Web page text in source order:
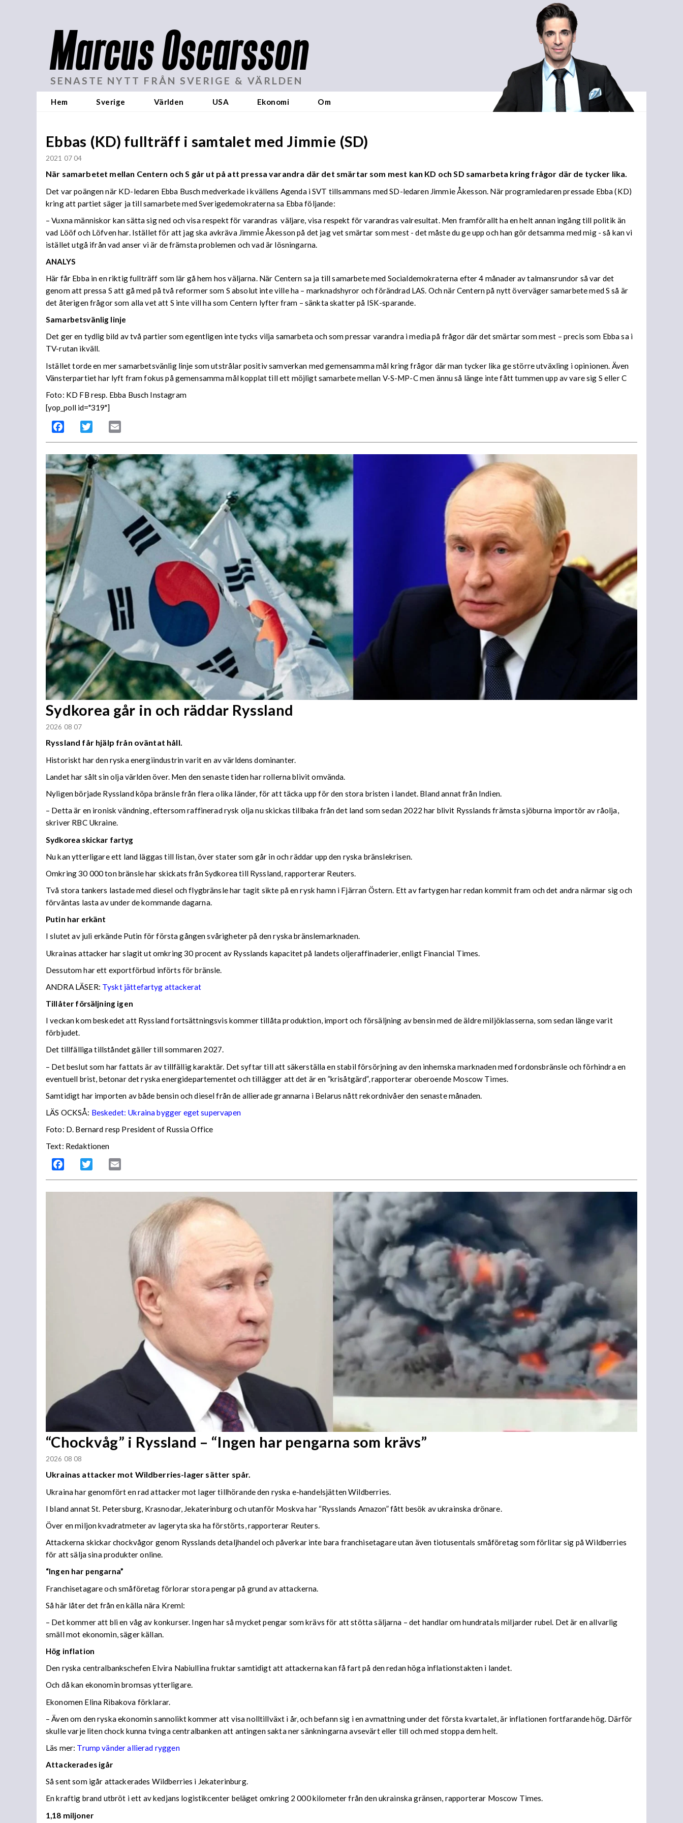
Marcus Oscarsson
SENASTE NYTT FRÅN SVERIGE & VÄRLDEN
Hem Sverige Världen USA Ekonomi Om
Ebbas (KD) fullträff i samtalet med Jimmie (SD)
2021 07 04
När samarbetet mellan Centern och S går ut på att pressa varandra där det smärtar som mest kan KD och SD samarbeta kring frågor där de tycker lika.
Det var poängen när KD-ledaren Ebba Busch medverkade i kvällens Agenda i SVT tillsammans med SD-ledaren Jimmie Åkesson. När programledaren pressade Ebba (KD)
kring att partiet säger ja till samarbete med Sverigedemokraterna sa Ebba följande:
– Vuxna människor kan sätta sig ned och visa respekt för varandras väljare, visa respekt för varandras valresultat. Men framförallt ha en helt annan ingång till politik än
vad Lööf och Löfven har. Istället för att jag ska avkräva Jimmie Åkesson på det jag vet smärtar som mest - det måste du ge upp och han gör detsamma med mig - så kan vi
istället utgå ifrån vad anser vi är de främsta problemen och vad är lösningarna.
ANALYS
Här får Ebba in en riktig fullträff som lär gå hem hos väljarna. När Centern sa ja till samarbete med Socialdemokraterna efter 4 månader av talmansrundor så var det
genom att pressa S att gå med på två reformer som S absolut inte ville ha – marknadshyror och förändrad LAS. Och när Centern på nytt överväger samarbete med S så är
det återigen frågor som alla vet att S inte vill ha som Centern lyfter fram – sänkta skatter på ISK-sparande.
Samarbetsvänlig linje
Det ger en tydlig bild av två partier som egentligen inte tycks vilja samarbeta och som pressar varandra i media på frågor där det smärtar som mest – precis som Ebba sa i
TV-rutan ikväll.
Istället torde en mer samarbetsvänlig linje som utstrålar positiv samverkan med gemensamma mål kring frågor där man tycker lika ge större utväxling i opinionen. Även
Vänsterpartiet har lyft fram fokus på gemensamma mål kopplat till ett möjligt samarbete mellan V-S-MP-C men ännu så länge inte fått tummen upp av vare sig S eller C
Foto: KD FB resp. Ebba Busch Instagram
[yop_poll id="319"]
Facebook Twitter
Sydkorea går in och räddar Ryssland
2026 08 07
Ryssland får hjälp från oväntat håll.
Historiskt har den ryska energiindustrin varit en av världens dominanter.
Landet har sålt sin olja världen över. Men den senaste tiden har rollerna blivit omvända.
Nyligen började Ryssland köpa bränsle från flera olika länder, för att täcka upp för den stora bristen i landet. Bland annat från Indien.
– Detta är en ironisk vändning, eftersom raffinerad rysk olja nu skickas tillbaka från det land som sedan 2022 har blivit Rysslands främsta sjöburna importör av råolja,
skriver RBC Ukraine.
Sydkorea skickar fartyg
Nu kan ytterligare ett land läggas till listan, över stater som går in och räddar upp den ryska bränslekrisen.
Omkring 30 000 ton bränsle har skickats från Sydkorea till Ryssland, rapporterar Reuters.
Två stora tankers lastade med diesel och flygbränsle har tagit sikte på en rysk hamn i Fjärran Östern. Ett av fartygen har redan kommit fram och det andra närmar sig och
förväntas lasta av under de kommande dagarna.
Putin har erkänt
I slutet av juli erkände Putin för första gången svårigheter på den ryska bränslemarknaden.
Ukrainas attacker har slagit ut omkring 30 procent av Rysslands kapacitet på landets oljeraffinaderier, enligt Financial Times.
Dessutom har ett exportförbud införts för bränsle.
ANDRA LÄSER: Tyskt jättefartyg attackerat
Tillåter försäljning igen
I veckan kom beskedet att Ryssland fortsättningsvis kommer tillåta produktion, import och försäljning av bensin med de äldre miljöklasserna, som sedan länge varit
förbjudet.
Det tillfälliga tillståndet gäller till sommaren 2027.
– Det beslut som har fattats är av tillfällig karaktär. Det syftar till att säkerställa en stabil försörjning av den inhemska marknaden med fordonsbränsle och förhindra en
eventuell brist, betonar det ryska energidepartementet och tillägger att det är en ”krisåtgärd”, rapporterar oberoende Moscow Times.
Samtidigt har importen av både bensin och diesel från de allierade grannarna i Belarus nått rekordnivåer den senaste månaden.
LÄS OCKSÅ: Beskedet: Ukraina bygger eget supervapen
Foto: D. Bernard resp President of Russia Office
Text: Redaktionen
Facebook Twitter
“Chockvåg” i Ryssland – “Ingen har pengarna som krävs”
2026 08 08
Ukrainas attacker mot Wildberries-lager sätter spår.
Ukraina har genomfört en rad attacker mot lager tillhörande den ryska e-handelsjätten Wildberries.
I bland annat St. Petersburg, Krasnodar, Jekaterinburg och utanför Moskva har “Rysslands Amazon” fått besök av ukrainska drönare.
Över en miljon kvadratmeter av lageryta ska ha förstörts, rapporterar Reuters.
Attackerna skickar chockvågor genom Rysslands detaljhandel och påverkar inte bara franchisetagare utan även tiotusentals småföretag som förlitar sig på Wildberries
för att sälja sina produkter online.
“Ingen har pengarna”
Franchisetagare och småföretag förlorar stora pengar på grund av attackerna.
Så här låter det från en källa nära Kreml:
– Det kommer att bli en våg av konkurser. Ingen har så mycket pengar som krävs för att stötta säljarna – det handlar om hundratals miljarder rubel. Det är en allvarlig
smäll mot ekonomin, säger källan.
Hög inflation
Den ryska centralbankschefen Elvira Nabiullina fruktar samtidigt att attackerna kan få fart på den redan höga inflationstakten i landet.
Och då kan ekonomin bromsas ytterligare.
Ekonomen Elina Ribakova förklarar.
– Även om den ryska ekonomin sannolikt kommer att visa nolltillväxt i år, och befann sig i en avmattning under det första kvartalet, är inflationen fortfarande hög. Därför
skulle varje liten chock kunna tvinga centralbanken att antingen sakta ner sänkningarna avsevärt eller till och med stoppa dem helt.
Läs mer: Trump vänder allierad ryggen
Attackerades igår
Så sent som igår attackerades Wildberries i Jekaterinburg.
En kraftig brand utbröt i ett av kedjans logistikcenter beläget omkring 2 000 kilometer från den ukrainska gränsen, rapporterar Moscow Times.
1,18 miljoner